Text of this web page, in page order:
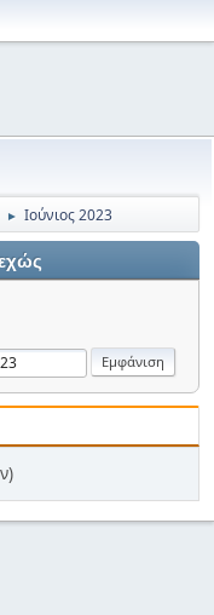
► Ιούνιος 2023